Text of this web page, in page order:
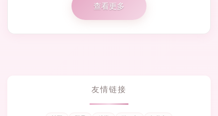
查看更多
友情链接